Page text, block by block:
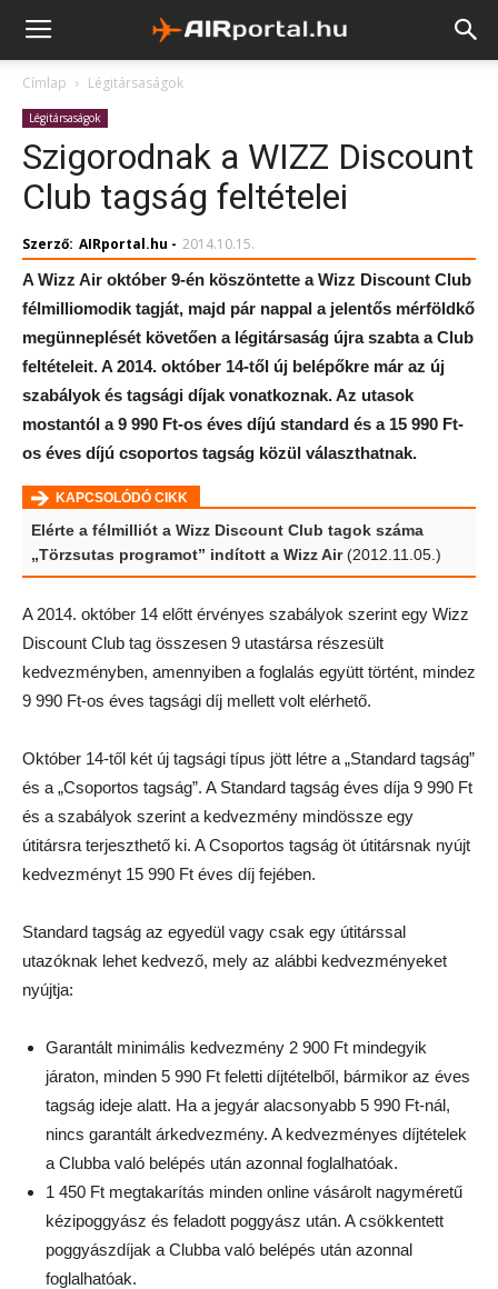
Címlap Légitársaságok
Légitársaságok
Szigorodnak a WIZZ Discount
Club tagság feltételei
Szerző: AIRportal.hu - 2014.10.15.
A Wizz Air október 9-én köszöntette a Wizz Discount Club
félmilliomodik tagját, majd pár nappal a jelentős mérföldkő
megünneplését követően a légitársaság újra szabta a Club
feltételeit. A 2014. október 14-től új belépőkre már az új
szabályok és tagsági díjak vonatkoznak. Az utasok
mostantól a 9 990 Ft-os éves díjú standard és a 15 990 Ft-
os éves díjú csoportos tagság közül választhatnak.
KAPCSOLÓDÓ CIKK
Elérte a félmilliót a Wizz Discount Club tagok száma
„Törzsutas programot” indított a Wizz Air(2012.11.05.)
A 2014. október 14 előtt érvényes szabályok szerint egy Wizz
Discount Club tag összesen 9 utastársa részesült
kedvezményben, amennyiben a foglalás együtt történt, mindez
9 990 Ft-os éves tagsági díj mellett volt elérhető.
Október 14-től két új tagsági típus jött létre a „Standard tagság”
és a „Csoportos tagság”. A Standard tagság éves díja 9 990 Ft
és a szabályok szerint a kedvezmény mindössze egy
útitársra terjeszthető ki. A Csoportos tagság öt útitársnak nyújt
kedvezményt 15 990 Ft éves díj fejében.
Standard tagság az egyedül vagy csak egy útitárssal
utazóknak lehet kedvező, mely az alábbi kedvezményeket
nyújtja:
Garantált minimális kedvezmény 2 900 Ft mindegyik
járaton, minden 5 990 Ft feletti díjtételből, bármikor az éves
tagság ideje alatt. Ha a jegyár alacsonyabb 5 990 Ft-nál,
nincs garantált árkedvezmény. A kedvezményes díjtételek
a Clubba való belépés után azonnal foglalhatóak.
1 450 Ft megtakarítás minden online vásárolt nagyméretű
kézipoggyász és feladott poggyász után. A csökkentett
poggyászdíjak a Clubba való belépés után azonnal
foglalhatóak.